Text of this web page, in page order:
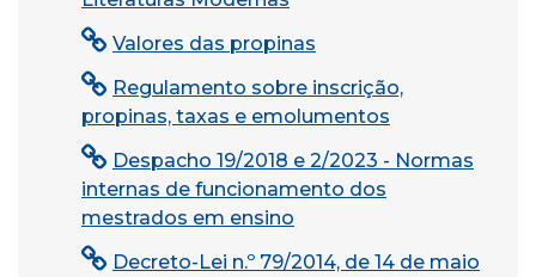
Valores das propinas
Regulamento sobre inscrição,
propinas, taxas e emolumentos
Despacho 19/2018 e 2/2023 - Normas
internas de funcionamento dos
mestrados em ensino
Decreto-Lei n.º 79/2014, de 14 de maio